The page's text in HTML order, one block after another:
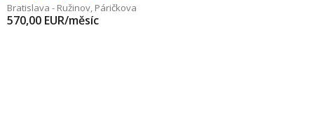
Bratislava - Ružinov, Páričkova
570,00 EUR/měsíc